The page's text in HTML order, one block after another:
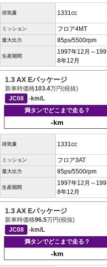
排気量 1331cc
ミッション フロア4MT
最大出力 85ps/5500rpm
生産期間
1997年12月～199
8年12月
1.3 AX Eパッケージ
新車時価格103.4万円(税抜)
JC08
-km/L
満タンでどこまで走る？
-km
排気量 1331cc
ミッション フロア3AT
最大出力 85ps/5500rpm
生産期間
1997年12月～199
8年12月
1.3 AX Eパッケージ
新車時価格96.5万円(税抜)
JC08
-km/L
満タンでどこまで走る？
-km